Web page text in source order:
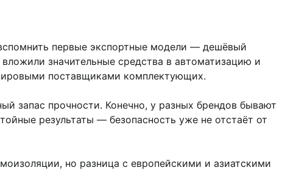
первые экспортные модели — дешёвый
значительные средства в автоматизацию и
поставщиками комплектующих.
запас прочности. Конечно, у разных брендов бывают
результаты — безопасность уже не отстаёт от
но разница с европейскими и азиатскими